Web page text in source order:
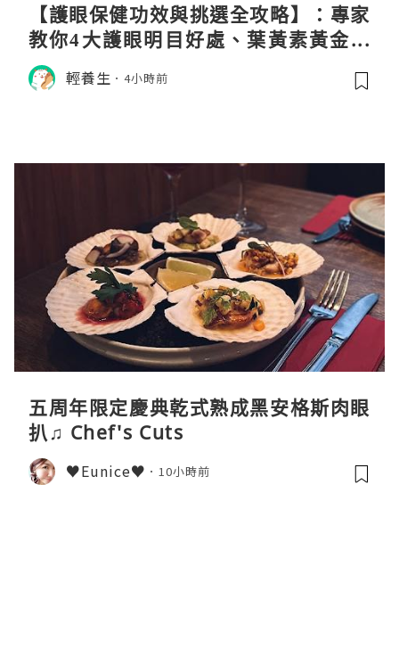
【護眼保健功效與挑選全攻略】：專家
教你4大護眼明目好處、葉黃素黃金比
例與挑選秘訣
輕養生 4小時前
五周年限定慶典乾式熟成黑安格斯肉眼
扒♫ Chef's Cuts
♥Eunice♥ 10小時前